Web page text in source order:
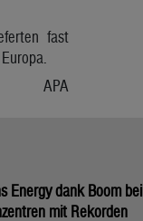
fast
APA
Energy dank Boom bei
mit Rekorden